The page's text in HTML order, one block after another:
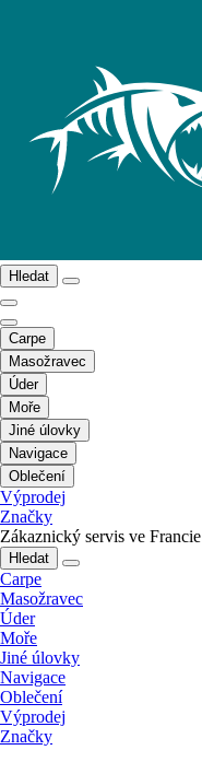
Hledat
Carpe
Masožravec
Úder
Moře
Jiné úlovky
Navigace
Oblečení
Výprodej
Značky
Zákaznický servis ve Francie
Hledat
Carpe
Masožravec
Úder
Moře
Jiné úlovky
Navigace
Oblečení
Výprodej
Značky